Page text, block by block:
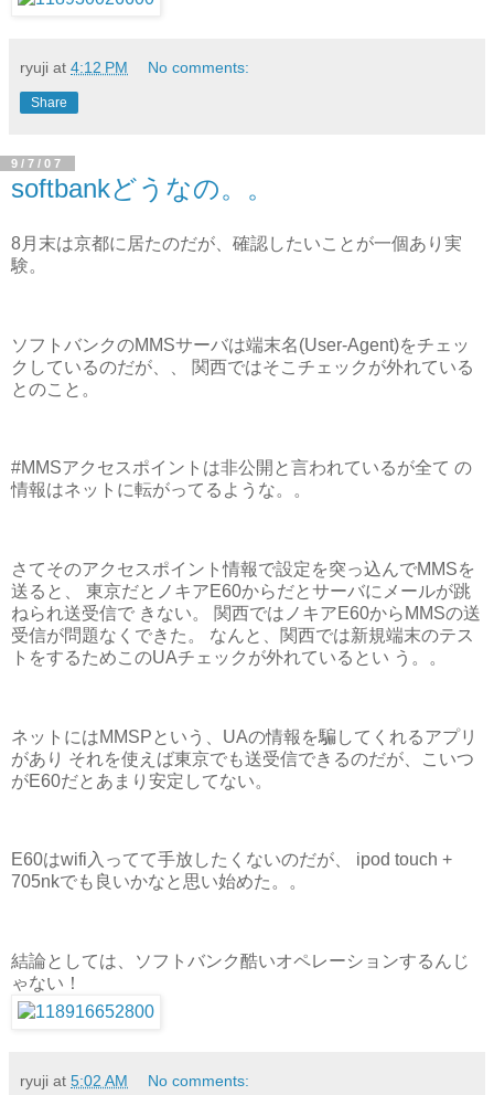
ryuji at 4:12 PM No comments:
Share
9/7/07
softbankどうなの。。
8月末は京都に居たのだが、確認したいことが一個あり実
験。
ソフトバンクのMMSサーバは端末名(User-Agent)をチェッ
クしているのだが、、 関西ではそこチェックが外れている
とのこと。
#MMSアクセスポイントは非公開と言われているが全て の
情報はネットに転がってるような。。
さてそのアクセスポイント情報で設定を突っ込んでMMSを
送ると、 東京だとノキアE60からだとサーバにメールが跳
ねられ送受信で きない。 関西ではノキアE60からMMSの送
受信が問題なくできた。 なんと、関西では新規端末のテス
トをするためこのUAチェックが外れているとい う。。
ネットにはMMSPという、UAの情報を騙してくれるアプリ
があり それを使えば東京でも送受信できるのだが、こいつ
がE60だとあまり安定してない。
E60はwifi入ってて手放したくないのだが、 ipod touch +
705nkでも良いかなと思い始めた。。
結論としては、ソフトバンク酷いオペレーションするんじ
ゃない！
ryuji at 5:02 AM No comments: